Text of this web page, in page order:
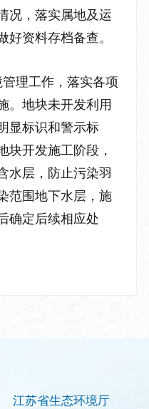
况，落实属地及运
好资料存档备查。
理工作，落实各项
。地块未开发利用
显标识和警示标
块开发施工阶段，
水层，防止污染羽
范围地下水层，施
确定后续相应处
江苏省生态环境厅